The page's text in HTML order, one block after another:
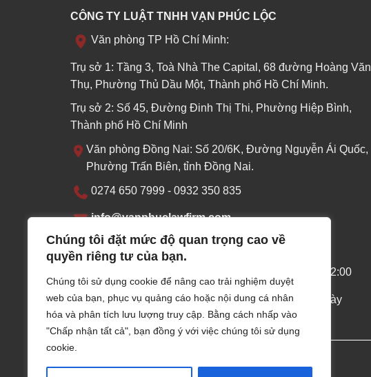
Chúng tôi đặt mức độ quan trọng cao về
quyền riêng tư của bạn.
Chúng tôi sử dụng cookie để nâng cao trải nghiệm duyệt
web của bạn, phục vụ quảng cáo hoặc nội dung cá nhân
hóa và phân tích lưu lượng truy cập. Bằng cách nhấp vào
"Chấp nhận tất cả", bạn đồng ý với việc chúng tôi sử dụng
cookie.
CÔNG TY LUẬT TNHH VẠN PHÚC LỘC
Văn phòng TP Hồ Chí Minh:
Trụ sở 1: Tầng 3, Toà Nhà The Capital, 68 đường Hoàng Văn
Thụ, Phường Thủ Dầu Một, Thành phố Hồ Chí Minh.
Trụ sở 2: Số 45, Đường Đinh Thị Thi, Phường Hiệp Bình,
Thành phố Hồ Chí Minh
Văn phòng Đồng Nai: Số 20/6K, Đường Nguyễn Ái Quốc,
Phường Trấn Biên, tỉnh Đồng Nai.
0274 650 7999 - 0932 350 835
info@vanphuclawfirm.com
MST: 3703095219
Thứ hai - Thứ sáu: 07:30 - 17:00 Thứ 7: 07:30 - 12:00
ĐKHĐ do sở Tư pháp thành phố Hồ Chí Minh cấp ngày
11/11/2022